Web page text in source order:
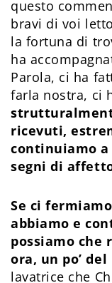
questo
bravi di voi
la fortuna di
ha
Parola, ci ha
farla nostra, ci
ricevuti,
continuiamo
segni di
Se ci
abbiamo e
possiamo che
ora, un po’
lavatrice che